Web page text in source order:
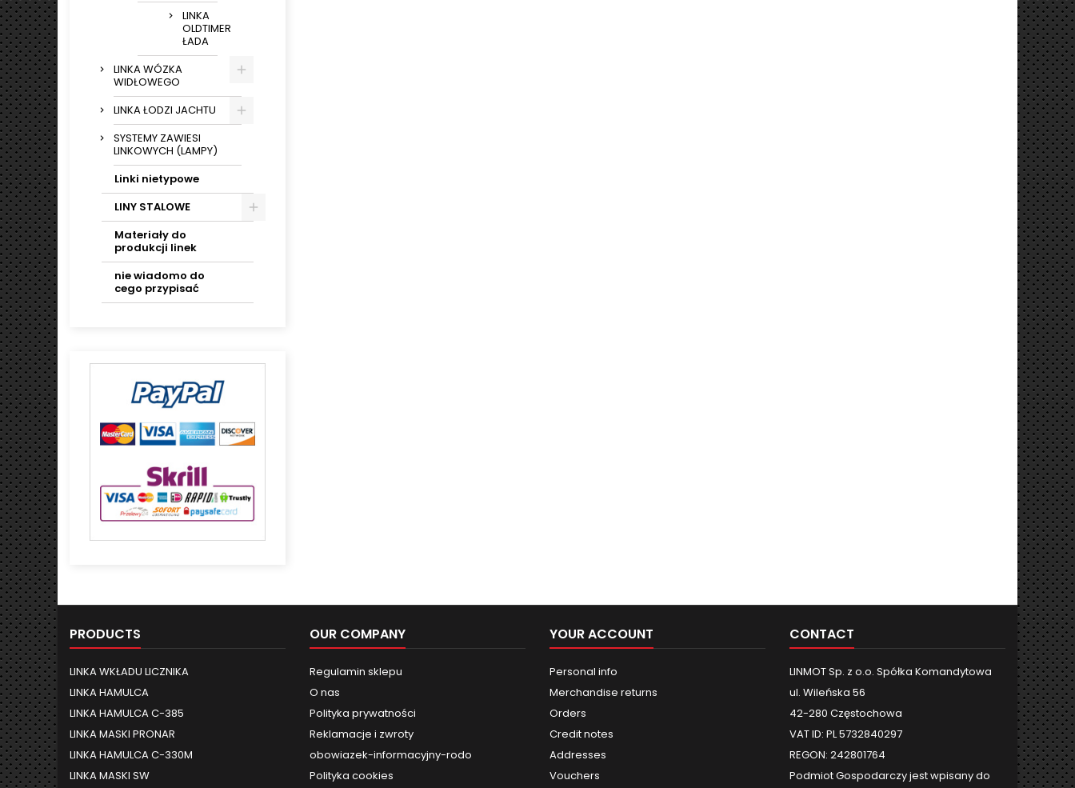
LINKA
OLDTIMER
ŁADA
LINKA WÓZKA
WIDŁOWEGO
LINKA ŁODZI JACHTU
SYSTEMY ZAWIESI
LINKOWYCH (LAMPY)
Linki nietypowe
LINY STALOWE
Materiały do
produkcji linek
nie wiadomo do
cego przypisać
PRODUCTS
LINKA WKŁADU LICZNIKA
LINKA HAMULCA
LINKA HAMULCA C-385
LINKA MASKI PRONAR
LINKA HAMULCA C-330M
LINKA MASKI SW
OUR COMPANY
Regulamin sklepu
O nas
Polityka prywatności
Reklamacje i zwroty
obowiazek-informacyjny-rodo
Polityka cookies
YOUR ACCOUNT
Personal info
Merchandise returns
Orders
Credit notes
Addresses
Vouchers
CONTACT
LINMOT Sp. z o.o. Spółka Komandytowa
ul. Wileńska 56
42-280 Częstochowa
VAT ID: PL 5732840297
REGON: 242801764
Podmiot Gospodarczy jest wpisany do